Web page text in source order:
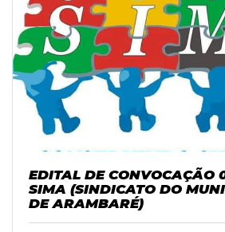
EDITAL DE CONVOCAÇÃO
SIMA (SINDICATO DO
DE ARAMBARÉ)